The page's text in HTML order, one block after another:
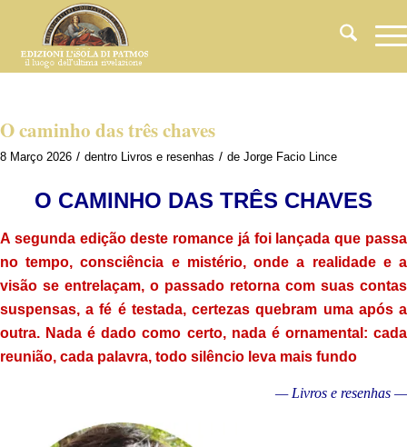
O caminho das três chaves
8 Março 2026 / dentro Livros e resenhas / de Jorge Facio Lince
O CAMINHO DAS TRÊS CHAVES
A segunda edição deste romance já foi lançadaque passa
no tempo, consciência e mistério, onde a realidade e a
visão se entrelaçam, o passado retorna com suas contas
suspensas, a fé é testada, certezas quebram uma após a
outra. Nada é dado como certo, nada é ornamental: cada
reunião, cada palavra, todo silêncio leva mais fundo
— Livros e resenhas —